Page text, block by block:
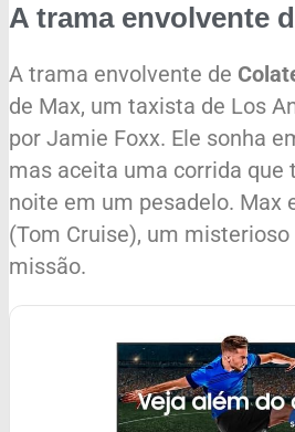
A trama envolvente
A trama envolvente de
de Max, um taxista de Los
por Jamie Foxx. Ele sonha
mas aceita uma corrida que
noite em um pesadelo. Max
(Tom Cruise), um
missão.